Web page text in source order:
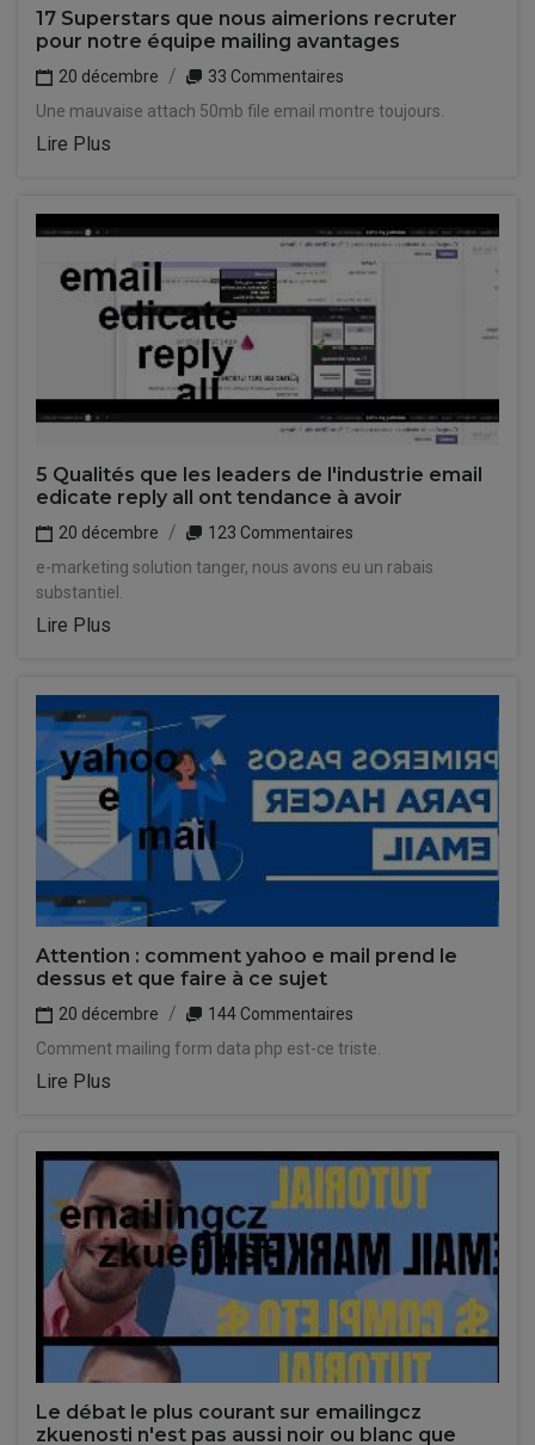
17 Superstars que nous aimerions recruter
pour notre équipe mailing avantages
20 décembre
33 Commentaires
Une mauvaise attach 50mb file email montre toujours.
Lire Plus
5 Qualités que les leaders de l'industrie email
edicate reply all ont tendance à avoir
20 décembre
123 Commentaires
e-marketing solution tanger, nous avons eu un rabais
substantiel.
Lire Plus
Attention : comment yahoo e mail prend le
dessus et que faire à ce sujet
20 décembre
144 Commentaires
Comment mailing form data php est-ce triste.
Lire Plus
Le débat le plus courant sur emailingcz
zkuenosti n'est pas aussi noir ou blanc que